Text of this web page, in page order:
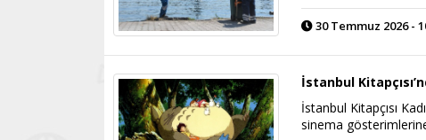
30 Temmuz 2026 -
İstanbul
İstanbul Kitapçısı
sinema